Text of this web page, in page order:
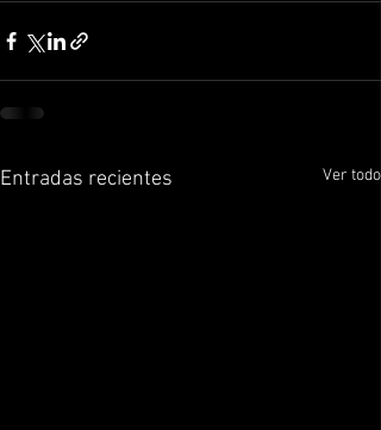
Entradas recientes Ver todo